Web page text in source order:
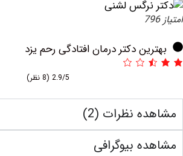
دکتر درمان افتادگی رحم یزد
نظرات (2)
بیوگرافی